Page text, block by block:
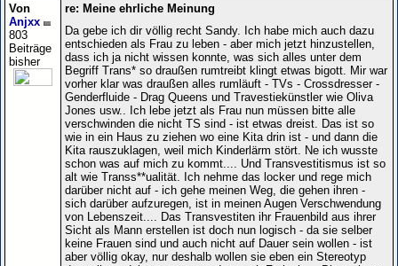
Von
Anjxx
803
Beiträge
bisher
re: Meine ehrliche Meinung
Da gebe ich dir völlig recht Sandy. Ich habe mich auch dazu
entschieden als Frau zu leben - aber mich jetzt hinzustellen,
dass ich ja nicht wissen konnte, was sich alles unter dem
Begriff Trans* so draußen rumtreibt klingt etwas bigott. Mir war
vorher klar was draußen alles rumläuft - TVs - Crossdresser -
Genderfluide - Drag Queens und Travestiekünstler wie Oliva
Jones usw.. Ich lebe jetzt als Frau nun müssen bitte alle
verschwinden die nicht TS sind - ist etwas dreist. Das ist so
wie in ein Haus zu ziehen wo eine Kita drin ist - und dann die
Kita rauszuklagen, weil mich Kinderlärm stört. Ne ich wusste
schon was auf mich zu kommt.... Und Transvestitismus ist so
alt wie Transs**ualität. Ich nehme das locker und rege mich
darüber nicht auf - ich gehe meinen Weg, die gehen ihren -
sich darüber aufzuregen, ist in meinen Augen Verschwendung
von Lebenszeit.... Das Transvestiten ihr Frauenbild aus ihrer
Sicht als Mann erstellen ist doch nun logisch - da sie selber
keine Frauen sind und auch nicht auf Dauer sein wollen - ist
aber völlig okay, nur deshalb wollen sie eben ein Stereotyp